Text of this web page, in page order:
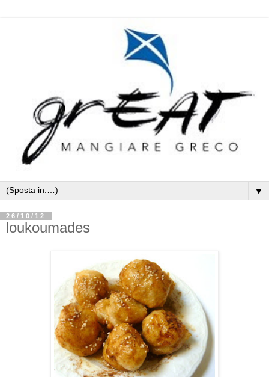
▼
26/10/12
loukoumades